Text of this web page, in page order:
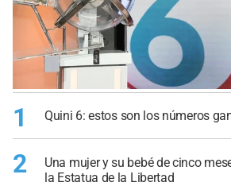
1 Quini 6: estos son los números
2
Una mujer y su bebé de cinco
la Estatua de la Libertad